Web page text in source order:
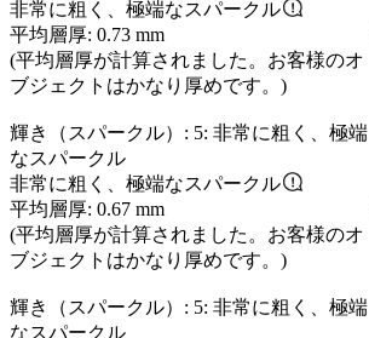
非常に粗く、極端なスパークル
平均層厚: 0.73 mm
(平均層厚が計算されました。お客様のオ
ブジェクトはかなり厚めです。)
輝き（スパークル）: 5: 非常に粗く、極端
なスパークル
非常に粗く、極端なスパークル
平均層厚: 0.67 mm
(平均層厚が計算されました。お客様のオ
ブジェクトはかなり厚めです。)
輝き（スパークル）: 5: 非常に粗く、極端
なスパークル